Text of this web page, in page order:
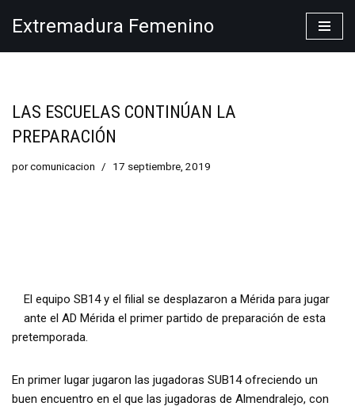
Extremadura Femenino
LAS ESCUELAS CONTINÚAN LA
PREPARACIÓN
porcomunicacion 17 septiembre, 2019
El equipo SB14 y el filial se desplazaron a Mérida para jugar
ante el AD Mérida el primer partido de preparación de esta
pretemporada.
En primer lugar jugaron las jugadoras SUB14 ofreciendo un
buen encuentro en el que las jugadoras de Almendralejo, con